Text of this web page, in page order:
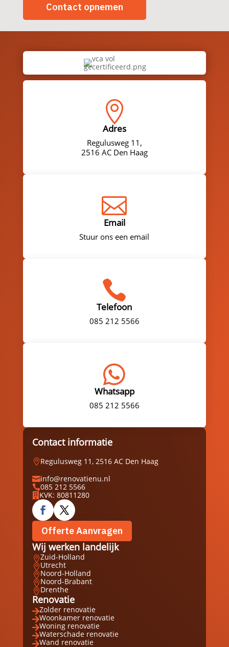
Contact opnemen

Adres
Regulusweg 11,
2516 AC Den Haag

Email
Stuur ons een email

Telefoon
085 212 5566

Whatsapp
085 212 5566
Contact informatie
Regulusweg 11, 2516 AC Den Haag
info@renovatienu.nl
085 212 5566
 KVK: 80811280
Offerte Aanvragen
Wij werken landelijk
Zuid-Holland
Utrecht
Noord-Holland
Noord-Brabant
Drenthe
Renovatie
Zolder renovatie
Woonkamer renovatie
Woning renovatie
Waterschade renovatie
Wand renovatie